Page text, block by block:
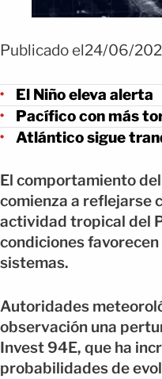
Publicado el24/06/
El Niño eleva alerta
Pacífico con más
Atlántico sigue
El comportamiento
comienza a reflejarse
actividad tropical del
condiciones
sistemas.
Autoridades
observación una
Invest 94E, que ha
probabilidades de